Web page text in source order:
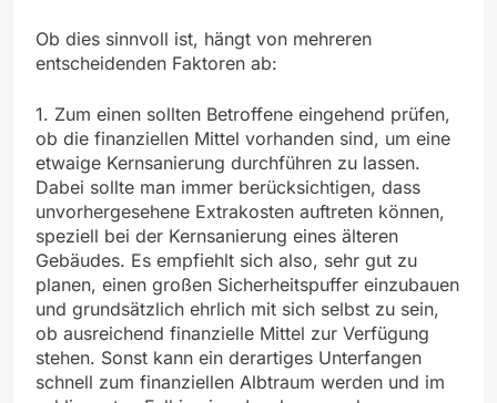
Ob dies sinnvoll ist, hängt von mehreren
entscheidenden Faktoren ab:
1. Zum einen sollten Betroffene eingehend prüfen,
ob die finanziellen Mittel vorhanden sind, um eine
etwaige Kernsanierung durchführen zu lassen.
Dabei sollte man immer berücksichtigen, dass
unvorhergesehene Extrakosten auftreten können,
speziell bei der Kernsanierung eines älteren
Gebäudes. Es empfiehlt sich also, sehr gut zu
planen, einen großen Sicherheitspuffer einzubauen
und grundsätzlich ehrlich mit sich selbst zu sein,
ob ausreichend finanzielle Mittel zur Verfügung
stehen. Sonst kann ein derartiges Unterfangen
schnell zum finanziellen Albtraum werden und im